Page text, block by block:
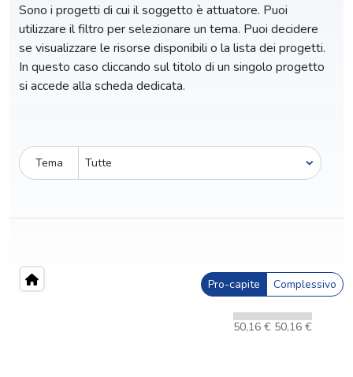
Sono i progetti di cui il soggetto è attuatore. Puoi
utilizzare il filtro per selezionare un tema. Puoi decidere
se visualizzare le risorse disponibili o la lista dei progetti.
In questo caso cliccando sul titolo di un singolo progetto
si accede alla scheda dedicata.
Tema
Pro-capite Complessivo
50,16 € 50,16 €